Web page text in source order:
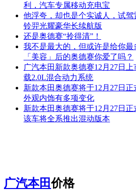
利，汽车专属移动充电宝
他浮夸，却也是个实诚人，试驾
铃羿光耀豪华长续航版
还是奥德赛“拎得清”！
我不是最大的，但或许是给你最
「美容」后的奥德赛你爱了吗？
广汽本田新款奥德赛12月27日上
载2.0L混合动力系统
新款本田奥德赛将于12月27日正
外观内饰有多项变化
新款本田奥德赛将于12月27日正
该车将全系推出混动版本
广汽本田价格